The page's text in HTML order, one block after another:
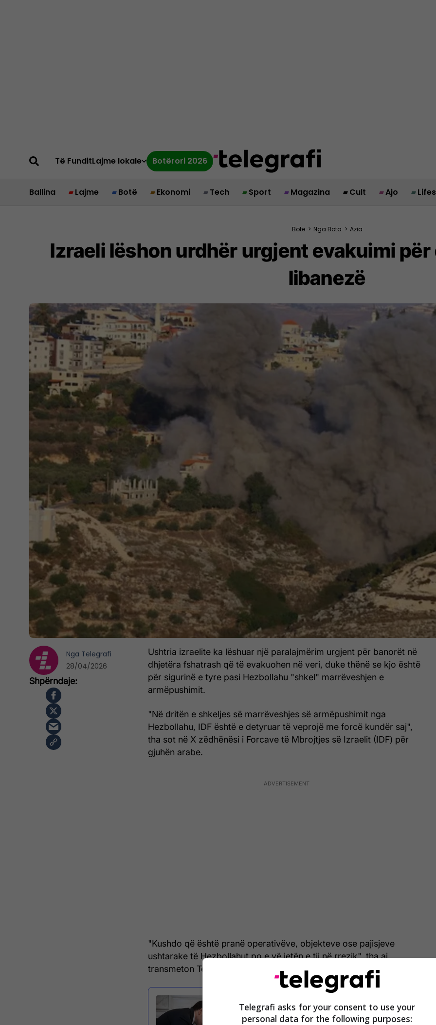
Të FunditLajme lokale Botërori 2026
Ballina Lajme Botë Ekonomi Tech Sport Magazina Cult Ajo
Botë > Nga Bota > Azia
Izraeli lëshon urdhër urgjent evakuimi
libanezë
Ushtria izraelite ka lëshuar një paralajmërim urgjent për banorët në
dhjetëra fshatrash që të evakuohen në veri, duke thënë se kjo është
për sigurinë e tyre pasi Hezbollahu "shkel" marrëveshjen e
armëpushimit.
"Në dritën e shkeljes së marrëveshjes së armëpushimit nga
Hezbollahu, IDF është e detyruar të veprojë me forcë kundër saj",
tha sot në X zëdhënësi i Forcave të Mbrojtjes së Izraelit (IDF) për
gjuhën arabe.
"Kushdo që është pranë operativëve, objekteve ose pajisjeve
ushtarake të Hezbollahut po e vë jetën e tij në rrezik", tha ai,
transmeton Telegrafi.
'Shenja premtuese' se Hamasi do të
Nga Telegrafi
28/04/2026
Telegrafi asks for your consent to use your
personal data for the following purposes: